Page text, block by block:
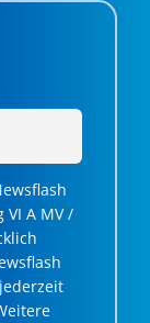
A MV /